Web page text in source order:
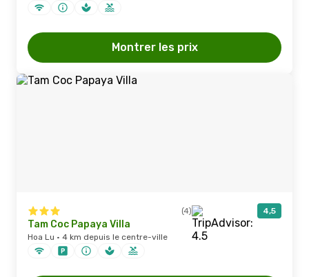
Montrer les prix
(4) 4,5
Tam Coc Papaya Villa
Hoa Lu · 4 km depuis le centre-ville